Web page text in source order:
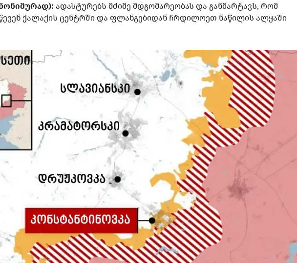
ადასტურებს მძიმე მდგომარეობას და განმარტავს, რომ
ქალაქის ცენტრში და ფლანგებიდან ჩრდილოეთ ნაწილის ალყაში